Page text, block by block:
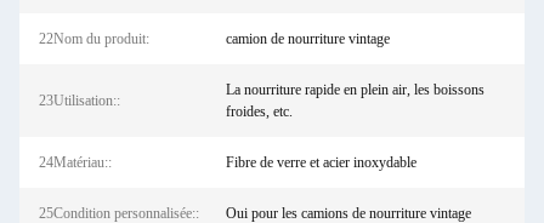
22Nom du produit: camion de nourriture vintage
23Utilisation::
La nourriture rapide en plein air, les boissons
froides, etc.
24Matériau:: Fibre de verre et acier inoxydable
25Condition personnalisée:: Oui pour les camions de nourriture vintage